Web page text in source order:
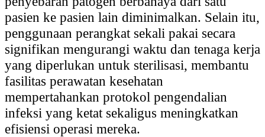
pasien ke pasien lain diminimalkan. Selain itu,
penggunaan perangkat sekali pakai secara
signifikan mengurangi waktu dan tenaga kerja
yang diperlukan untuk sterilisasi, membantu
fasilitas perawatan kesehatan
mempertahankan protokol pengendalian
infeksi yang ketat sekaligus meningkatkan
efisiensi operasi mereka.